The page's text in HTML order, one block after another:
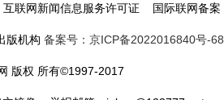
联网新闻信息服务许可证 国际联网备案
版机构 备案号：京ICP备2022016840号-68
版权 所有©1997-2017